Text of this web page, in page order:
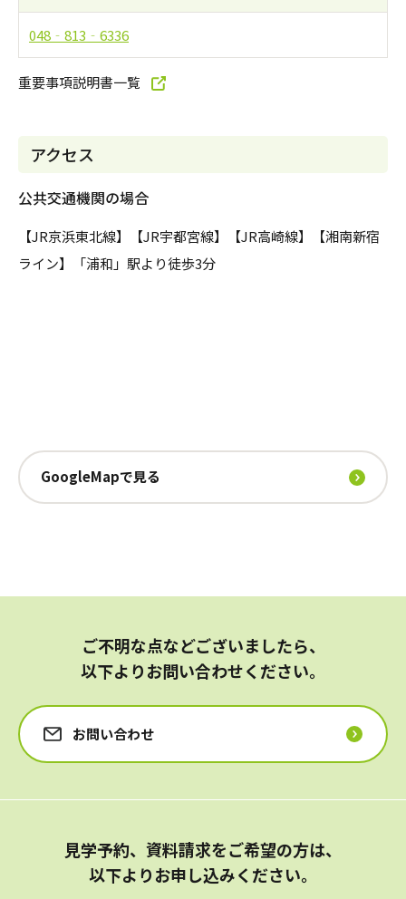
048‐813‐6336
重要事項説明書一覧
アクセス
公共交通機関の場合
【JR京浜東北線】【JR宇都宮線】【JR高崎線】【湘南新宿
ライン】「浦和」駅より徒歩3分
GoogleMapで見る
ご不明な点などございましたら、
以下よりお問い合わせください。
お問い合わせ
見学予約、資料請求をご希望の方は、
以下よりお申し込みください。